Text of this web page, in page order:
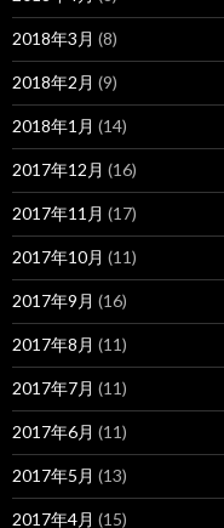
2018年3月 (8)
2018年2月 (9)
2018年1月 (14)
2017年12月 (16)
2017年11月 (17)
2017年10月 (11)
2017年9月 (16)
2017年8月 (11)
2017年7月 (11)
2017年6月 (11)
2017年5月 (13)
2017年4月 (15)